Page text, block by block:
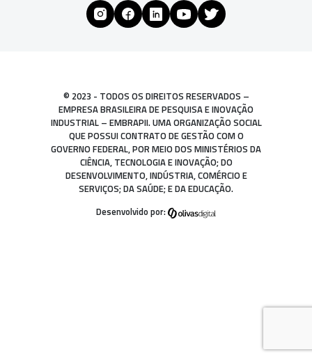
© 2023 - TODOS OS DIREITOS RESERVADOS –
EMPRESA BRASILEIRA DE PESQUISA E INOVAÇÃO
INDUSTRIAL – EMBRAPII. UMA ORGANIZAÇÃO SOCIAL
QUE POSSUI CONTRATO DE GESTÃO COM O
GOVERNO FEDERAL, POR MEIO DOS MINISTÉRIOS DA
CIÊNCIA, TECNOLOGIA E INOVAÇÃO; DO
DESENVOLVIMENTO, INDÚSTRIA, COMÉRCIO E
SERVIÇOS; DA SAÚDE; E DA EDUCAÇÃO.
Desenvolvido por: